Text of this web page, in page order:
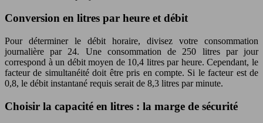
Conversion en litres par heure et débit
Pour déterminer le débit horaire, divisez votre consommation
journalière par 24. Une consommation de 250 litres par jour
correspond à un débit moyen de 10,4 litres par heure. Cependant, le
facteur de simultanéité doit être pris en compte. Si le facteur est de
0,8, le débit instantané requis serait de 8,3 litres par minute.
Choisir la capacité en litres : la marge de sécurité